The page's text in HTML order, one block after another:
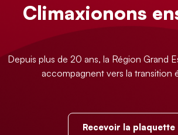
Climaxionons
Depuis plus de 20 ans, la Région Grand
accompagnent vers la transition
Recevoir la plaquette